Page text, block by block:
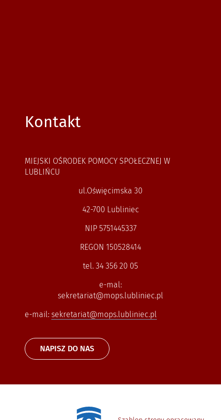
Kontakt
MIEJSKI OŚRODEK POMOCY SPOŁECZNEJ W
LUBLIŃCU
ul.Oświęcimska 30
42-700 Lubliniec
NIP 5751445337
REGON 150528414
tel. 34 356 20 05
e-mal:
sekretariat@mops.lubliniec.pl
e-mail: sekretariat@mops.lubliniec.pl
NAPISZ DO NAS